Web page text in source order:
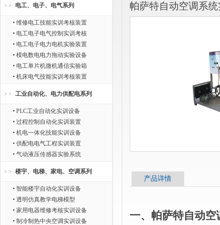
电工、电子、电气系列
• 维修电工技能实训考核装置
• 电工电子电气控制实训考核
• 电工电子电力电机实验装置
• 模电数电电力拖动实验设备
• 电工单片机微机通信实验箱
• 机床电气技能实训考核装置
工业自动化、电力供配电系列
• PLC工业自动化实训设备
• 过程控制自动化实训装置
• 机电一体化技能实训设备
• 供配电电气工程实训装置
• 气动液压传感器实验系统
楼宇、电梯、家电、空调系列
• 智能楼宇自动化实训设备
• 透明仿真教学电梯模型
• 家用电器维修考核实训设备
• 制冷制热中央空调实训设备
帕萨特自动空调系
产品详情
一、帕萨特自动